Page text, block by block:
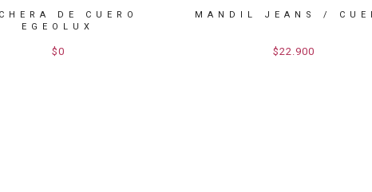
DE CUERO
EGEOLUX
$0
MANDIL JEANS /
$22.900